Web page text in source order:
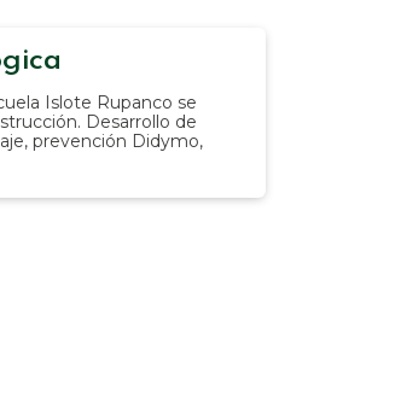
Islote Rupanco se
Desarrollo de
prevención Didymo,